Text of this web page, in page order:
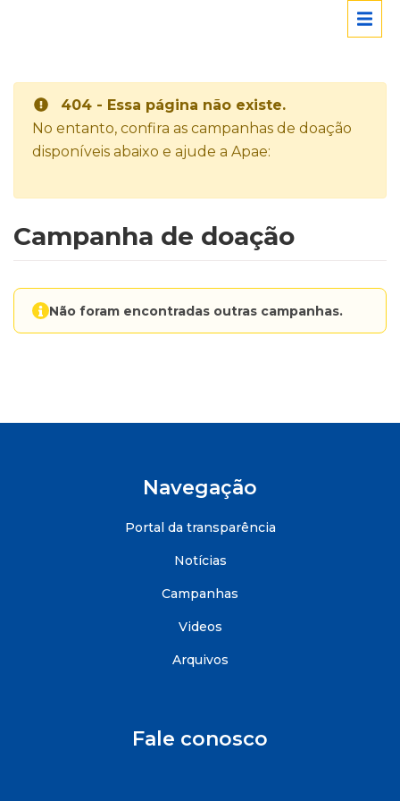
404 - Essa página não existe.
No entanto, confira as campanhas de doação
disponíveis abaixo e ajude a Apae:
Campanha de doação
Não foram encontradas outras campanhas.
Navegação
Portal da transparência
Notícias
Campanhas
Videos
Arquivos
Fale conosco